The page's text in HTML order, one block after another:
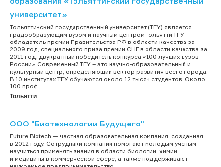
университет»
Тольяттинский государственный университет (ТГУ) является
градообразующим вузом и научным центром Тольятти ТГУ –
обладатель премии Правительства РФ в области качества за
2009 год, специального приза премии СНГ в области качества за
2011 год, двукратный победитель конкурса «100 лучших вузов
России». Современный ТГУ – это научно-образовательный и
культурный центр, определяющий вектор развития всего города.
В 10 институтах ТГУ обучаются около 12 тысяч студентов. Около
100 проф...
Тольятти
ООО "Биотехнологии Будущего"
Future Biotech — частная образовательная компания, созданная
в 2012 году. Сотрудники компании помогают молодым ученым
научиться применять знания в области биологии, химии
и медицины в коммерческой сфере, а также поддерживают